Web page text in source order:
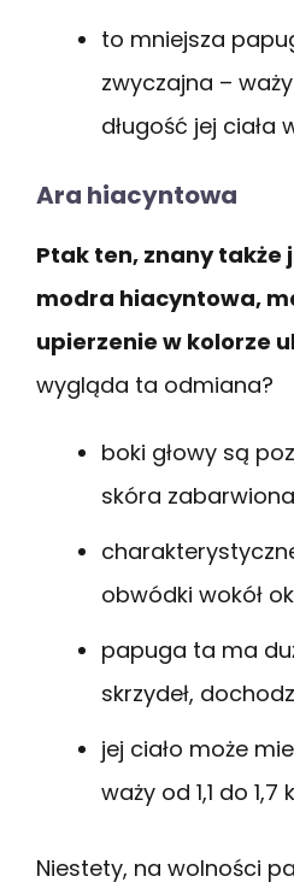
to mniejsza
zwyczajna – waży
długość jej ciała
Ara hiacyntowa
Ptak ten, znany
modra hiacyntowa,
upierzenie w kolorze
wygląda ta odmiana?
boki głowy są
skóra
obwódki wokół
papuga ta ma
skrzydeł,
jej ciało może
waży od 1,1 do 1,7
Niestety, na wolności